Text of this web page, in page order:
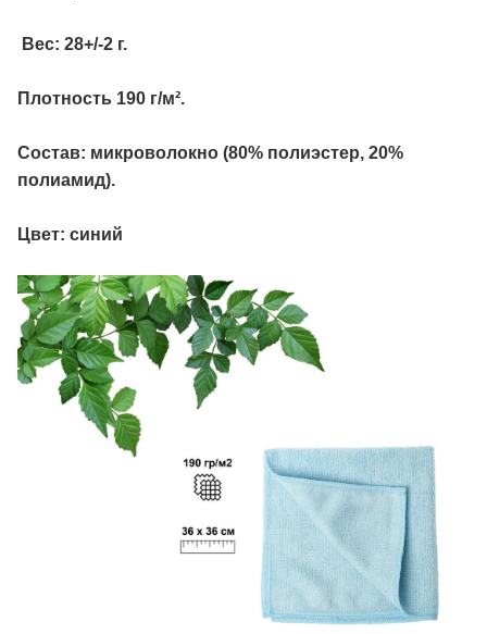
Вес: 28+/-2 г.
Плотность 190 г/м².
Состав: микроволокно (80% полиэстер, 20%
полиамид).
Цвет: синий